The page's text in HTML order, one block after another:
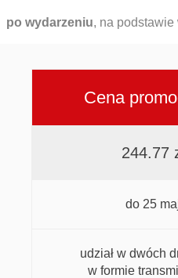
po wydarzeniu, na podstawie
Cena
244.77
do 25
udział w dwóch
w formie